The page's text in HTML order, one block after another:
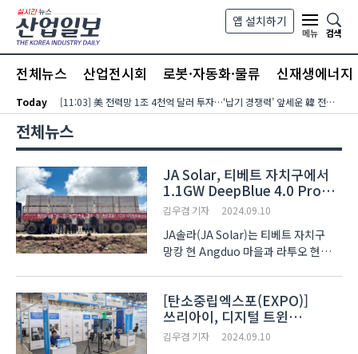
본문 바로가기
앱 설치하기
메뉴
검색
전체뉴스 산업전시회 로봇·자동화·물류 신재생에너지
Today [11:03] 美 전력망 1조 4천억 달러 투자…‘납기 경쟁력’ 앞세운 韓 전력기자재 수출 호조
전체뉴스
JA Solar, 티베트 자치구에서
1.1GW DeepBlue 4.0 Pro
태양광 모듈 공급
김우겸 기자 2024.09.10
JA솔라(JA Solar)는 티베트 자치구
망캉 현 Angduo 마을과 라투오 현
프로젝트에 총 1.1GW 규모의 n형
DeepBlue 4.0 Pro 모듈을 공급했다고
밝혔다. 이 프로젝트들은 높은 고도와
[탄소중립엑스포(EXPO)]
쓰리아이, 디지털 트윈
'Beamo'로 탄소중립 앞당긴다
김우겸 기자 2024.09.10